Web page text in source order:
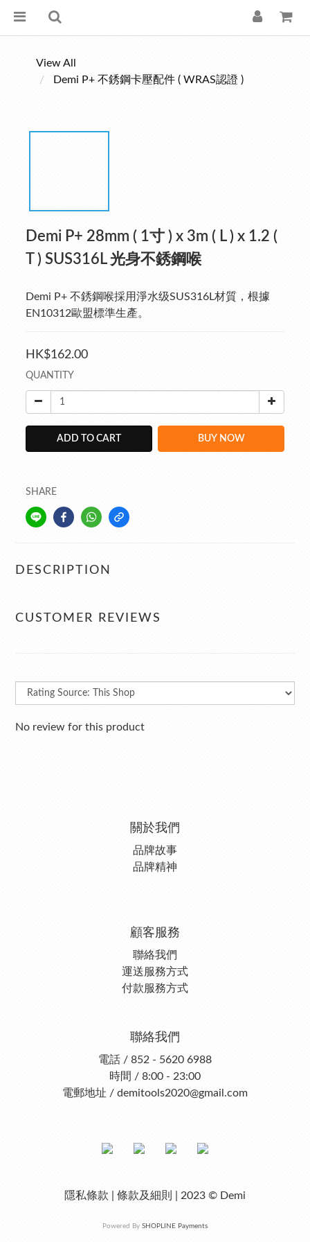
View All
Demi P+ 不銹鋼卡壓配件 ( WRAS認證 )
Demi P+ 28mm ( 1寸 ) x 3m ( L ) x 1.2 (
T ) SUS316L 光身不銹鋼喉
Demi P+ 不銹鋼喉採用淨水级SUS316L材質，根據
EN10312歐盟標準生產。
HK$162.00
QUANTITY
ADD TO CART BUY NOW
SHARE
DESCRIPTION
CUSTOMER REVIEWS
No review for this product
關於我們
品牌故事
品牌精神
顧客服務
聯絡我們
運送服務方式
付款服務方式
聯絡我們
電話 / 852 - 5620 6988
時間 / 8:00 - 23:00
電郵地址 / demitools2020@gmail.com
隱私條款 | 條款及細則 | 2023 © Demi
Powered By SHOPLINE Payments